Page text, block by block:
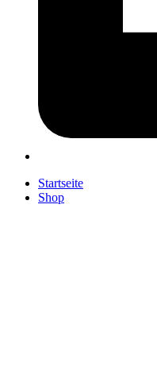
Startseite
Shop